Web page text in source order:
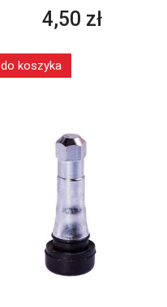
4,50 zł
do koszyka